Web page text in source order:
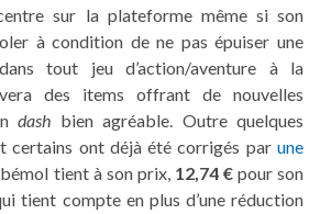
sur la plateforme même si son
à condition de ne pas épuiser une
tout jeu d’action/aventure à la
des items offrant de nouvelles
dash bien agréable. Outre quelques
certains ont déjà été corrigés par une
tient à son prix, 12,74 €pour son
tient compte en plus d’une réduction